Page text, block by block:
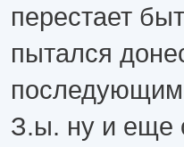
перестает
пытался
З.ы. ну и еще